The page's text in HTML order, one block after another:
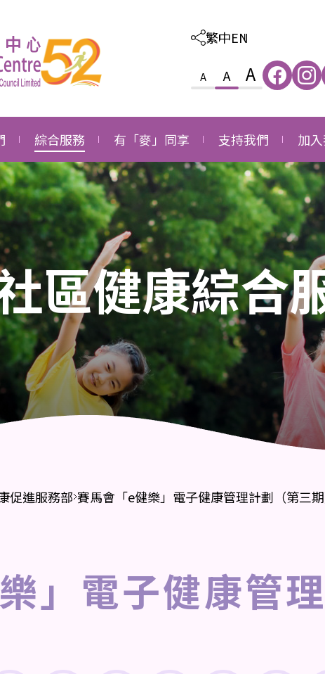
繁中EN
A A A
話
綜合服務
照顧及教育綜合服務
家庭及社區綜合服務
就業發展綜合服務
長者社區支援綜合服務
長者社區照顧綜合服務
社區健康綜合服務
有「麥」同享
感恩
成長
同行
支持我們
外購服務
捐款支持
成為義工
成為企業伙伴
鳴謝
加
職
職
區健康綜合
促進服務部 賽馬會「e健樂」電子健康管理計劃（第三期
」電子健康管